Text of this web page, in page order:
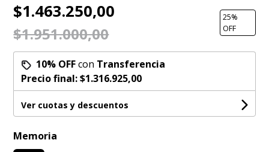
$1.463.250,00
$1.951.000,00
25%
OFF
10% OFFcon Transferencia
Precio final:$1.316.925,00
Ver cuotas y descuentos
Memoria